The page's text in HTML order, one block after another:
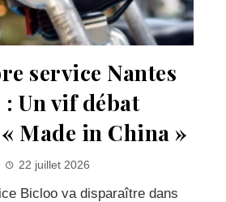
service Nantes
Un vif débat
Made in China »
22 juillet 2026
Bicloo va disparaître dans